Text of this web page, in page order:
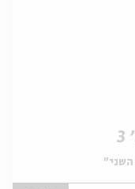
השני"